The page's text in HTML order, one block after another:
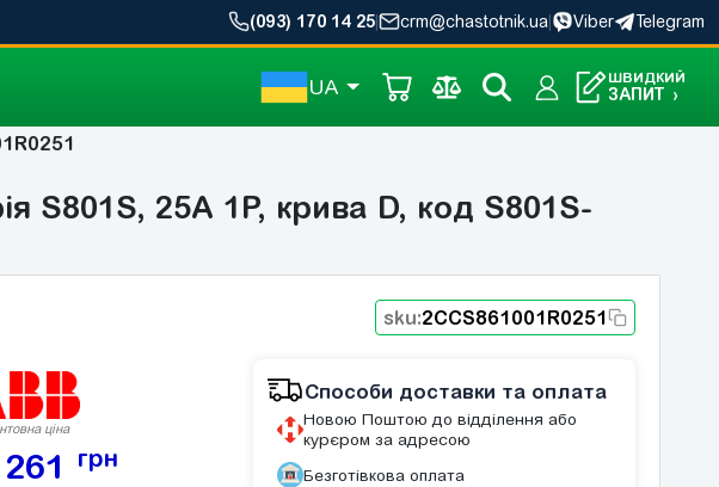
(093) 170 14 25 crm@chastotnik.ua Viber Telegram
UA ШВИДКИЙ
ЗАПИТ ›
S801S, 25А 1P, крива D, код S801S-
sku:2CCS861001R0251
ціна
грн
Способи доставки та оплата
Новою Поштою до відділення або
курєром за адресою
Безготівкова оплата